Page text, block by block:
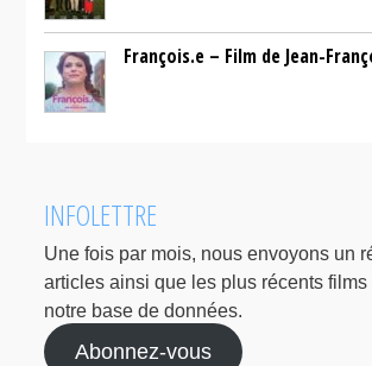
François.e – Film de Jean-
INFOLETTRE
Une fois par mois, nous envoyons un
articles ainsi que les plus récents films
notre base de données.
Abonnez-vous